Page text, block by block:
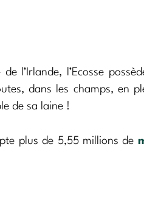
l’Irlande, l’Ecosse
dans les champs, en
de sa laine !
plus de 5,55 millions de